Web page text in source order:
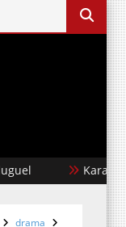
Karate Kid:
drama